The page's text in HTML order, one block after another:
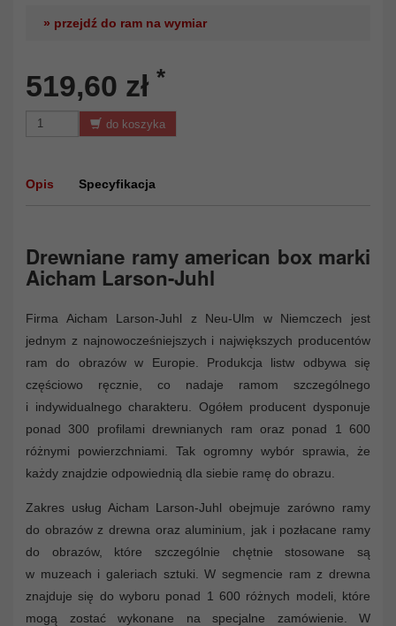
» przejdź do ram na wymiar
519,60 zł *
do koszyka
Opis Specyfikacja
Drewniane ramy american box marki
Aicham Larson-Juhl
Firma Aicham Larson-Juhl z Neu-Ulm w Niemczech jest
jednym z najnowocześniejszych i największych producentów
ram do obrazów w Europie. Produkcja listw odbywa się
częściowo ręcznie, co nadaje ramom szczególnego
i indywidualnego charakteru. Ogółem producent dysponuje
ponad 300 profilami drewnianych ram oraz ponad 1 600
różnymi powierzchniami. Tak ogromny wybór sprawia, że
każdy znajdzie odpowiednią dla siebie ramę do obrazu.
Zakres usług Aicham Larson-Juhl obejmuje zarówno ramy
do obrazów z drewna oraz aluminium, jak i pozłacane ramy
do obrazów, które szczególnie chętnie stosowane są
w muzeach i galeriach sztuki. W segmencie ram z drewna
znajduje się do wyboru ponad 1 600 różnych modeli, które
mogą zostać wykonane na specjalne zamówienie. W